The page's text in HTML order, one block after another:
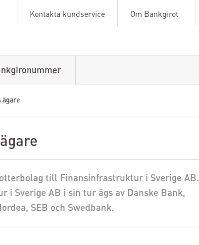
Kontakta kundservice Om Bankgirot
ägare
till Finansinfrastruktur i Sverige AB.
i Sverige AB i sin tur ägs av Danske Bank,
SEB och Swedbank.